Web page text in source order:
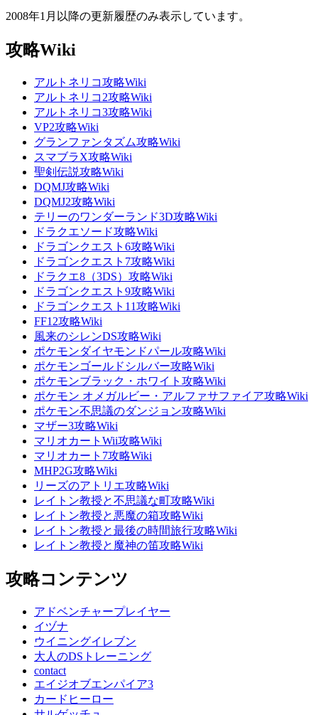
2008年1月以降の更新履歴のみ表示しています。
攻略Wiki
アルトネリコ攻略Wiki
アルトネリコ2攻略Wiki
アルトネリコ3攻略Wiki
VP2攻略Wiki
グランファンタズム攻略Wiki
スマブラX攻略Wiki
聖剣伝説攻略Wiki
DQMJ攻略Wiki
DQMJ2攻略Wiki
テリーのワンダーランド3D攻略Wiki
ドラクエソード攻略Wiki
ドラゴンクエスト6攻略Wiki
ドラゴンクエスト7攻略Wiki
ドラクエ8（3DS）攻略Wiki
ドラゴンクエスト9攻略Wiki
ドラゴンクエスト11攻略Wiki
FF12攻略Wiki
風来のシレンDS攻略Wiki
ポケモンダイヤモンドパール攻略Wiki
ポケモンゴールドシルバー攻略Wiki
ポケモンブラック・ホワイト攻略Wiki
ポケモン オメガルビー・アルファサファイア攻略Wiki
ポケモン不思議のダンジョン攻略Wiki
マザー3攻略Wiki
マリオカートWii攻略Wiki
マリオカート7攻略Wiki
MHP2G攻略Wiki
リーズのアトリエ攻略Wiki
レイトン教授と不思議な町攻略Wiki
レイトン教授と悪魔の箱攻略Wiki
レイトン教授と最後の時間旅行攻略Wiki
レイトン教授と魔神の笛攻略Wiki
攻略コンテンツ
アドベンチャープレイヤー
イヅナ
ウイニングイレブン
大人のDSトレーニング
contact
エイジオブエンパイア3
カードヒーロー